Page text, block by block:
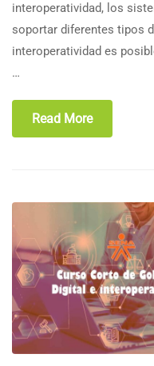
interoperatividad, los
soportar diferentes tipos
interoperatividad es
…
Read More